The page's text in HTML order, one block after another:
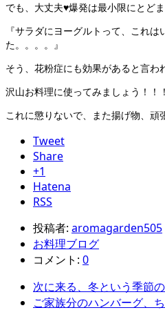
でも、大丈夫♥爆発は最小限にとど
『サラダにヨーグルトって、これ
た。。。。』
そう、花粉症にも効果があると言わ
沢山お料理に使ってみましょう！！！
これに懲りないで、また揚げ物、頑
Tweet
Share
+1
Hatena
RSS
投稿者: aromagarden505
お料理ブログ
コメント: 0
次に来る、冬という季節
ご家族分のハンバーグ、